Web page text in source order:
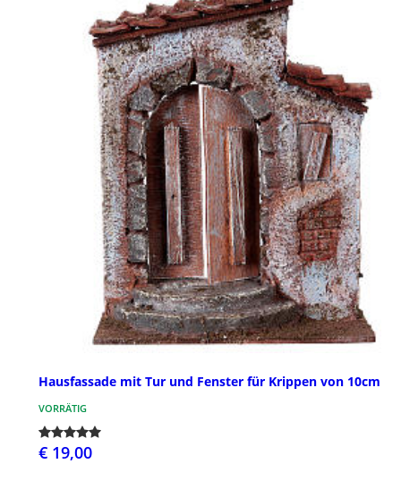
Hausfassade mit Tur und Fenster für Krippen von 10cm
VORRÄTIG
€ 19,00